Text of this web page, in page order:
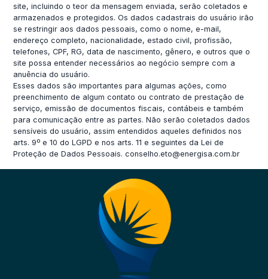
site, incluindo o teor da mensagem enviada, serão coletados e
armazenados e protegidos. Os dados cadastrais do usuário irão
se restringir aos dados pessoais, como o nome, e-mail,
endereço completo, nacionalidade, estado civil, profissão,
telefones, CPF, RG, data de nascimento, gênero, e outros que o
site possa entender necessários ao negócio sempre com a
anuência do usuário.
Esses dados são importantes para algumas ações, como
preenchimento de algum contato ou contrato de prestação de
serviço, emissão de documentos fiscais, contábeis e também
para comunicação entre as partes. Não serão coletados dados
sensíveis do usuário, assim entendidos aqueles definidos nos
arts. 9º e 10 do LGPD e nos arts. 11 e seguintes da Lei de
Proteção de Dados Pessoais.conselho.eto@energisa.com.br